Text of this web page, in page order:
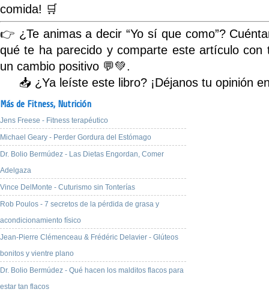
comida! 🛒
👉 ¿Te animas a decir “Yo sí que como”?
qué te ha parecido y comparte este artículo con
un cambio positivo 💬💚.
📥 ¿Ya leíste este libro?¡Déjanos tu opinión
Más de Fitness, Nutrición
Jens Freese - Fitness terapéutico
Michael Geary - Perder Gordura del Estómago
Dr. Bolio Bermúdez - Las Dietas Engordan, Comer
Adelgaza
Vince DelMonte - Cuturismo sin Tonterías
Rob Poulos - 7 secretos de la pérdida de grasa y
acondicionamiento físico
Jean-Pierre Clémenceau & Frédéric Delavier - Glúteos
bonitos y vientre plano
Dr. Bolio Bermúdez - Qué hacen los malditos flacos para
estar tan flacos